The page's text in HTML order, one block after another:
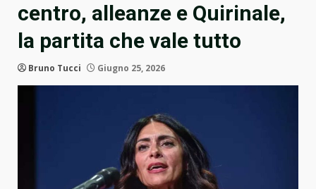
centro, alleanze e Quirinale,
la partita che vale tutto
Bruno Tucci Giugno 25, 2026